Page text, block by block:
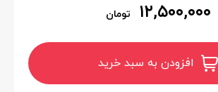
۱۲,۵۰۰,۰۰۰ تومان
افزودن به سبد خرید